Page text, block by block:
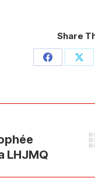
Share
Share
LHJMQ